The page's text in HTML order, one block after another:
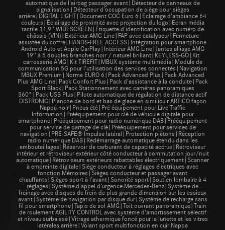
automatique de l'airbag passager avant|Détecteur de panneaux de
signalisation|Détecteur d'occupation de siège pour sièges
arrière|DIGITAL LIGHT|Document COC Euro 6|Eclairage d’ambiance 64
couleurs|Éclairage de proximité avec projection du logo|Ecran média
tactile 11,9'' WIDESCREEN|Étiquette d'identification avec numéro de
châssis (VIN)|Extérieur AMG Line|FAP avec catalyseur|Fermeture
assistée du coffre|HANDS-FREE ACCESS|Intégration pour smartphone
Android Auto et Apple CarPlay|Intérieur AMG Line|Jantes alliage AMG
19'' à 5 doubles branches noir / naturel brillant|KEYLESS-GO|Kit
carrosserie AMG|Kit TIREFIT|MBUX système multimédia|Module de
communication 5G pour l'utilisation des services connectés|Navigation
MBUX Premium|Norme EURO 6|Pack Advanced Plus|Pack Advanced
Plus AMG Line|Pack Confort Plus|Pack d'assistance à la conduite|Pack
Sport Black|Pack Stationnement avec caméras panoramiques
360°|Pack USB Plus|Pilote automatique de régulation de distance actif
DISTRONIC|Planche de bord et bas de glace en similicuir ARTICO façon
Nappa noir|Pneus été|Pré équipement pour Live Traffic
Information|Prééquipement pour clé de véhicule digitale pour
smartphone|Prééquipement pour radio numérique DAB|Prééquipement
pour service de partage de clé|Prééquipement pour services de
navigation|PRE-SAFE® Impulse latéral|Protection piétons|Réception
radio numérique DAB|Redémarrage automatique étendu dans les
embouteillages|Réservoir de carburant de capacité accrue|Rétroviseur
intérieur et rétroviseur extérieur côté conducteur à commutation jour/nuit
automatique|Rétroviseurs extérieurs rabattables électriquement|Scanner
à empreinte digitale|Siège conducteur à réglages électriques avec
fonction Mémoires|Sièges conducteur et passager avant
chauffants|Sièges sport à l'avant|Sonorité sport|Soutien lombaire à 4
réglages|Système d'appel d'urgence Mercedes-Benz|Système de
freinage avec disques de frein de plus grande dimension sur les essieux
avant|Système de navigation par disque dur|Système de recharge sans
fil pour smartphone|Tapis de sol AMG|Toit ouvrant panoramique|Train
de roulement AGILITY CONTROL avec système d'amortissement sélectif
et niveau surbaissé|Vitrage athermique foncé pour la lunette et les vitres
latérales arrière|Volant sport multifonction en cuir Nappa